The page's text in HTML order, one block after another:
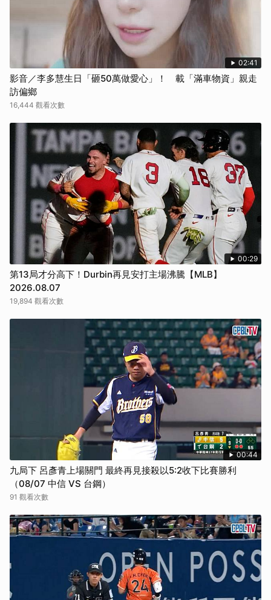
02:41
影音／李多慧生日「砸50萬做愛心」！ 載「滿車物資」親走
訪偏鄉
16,444 觀看次數
00:29
第13局才分高下！Durbin再見安打主場沸騰【MLB】
2026.08.07
19,894 觀看次數
00:44
九局下 呂彥青上場關門 最終再見接殺以5:2收下比賽勝利
（08/07 中信 VS 台鋼）
91 觀看次數